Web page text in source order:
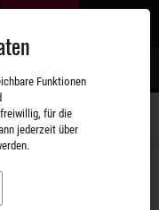
Funktionen
für die
jederzeit über